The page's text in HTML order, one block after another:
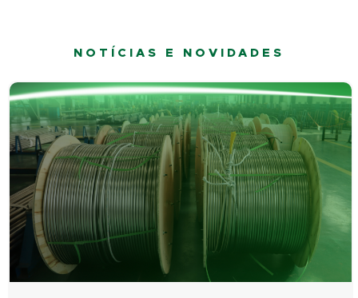
NOTÍCIAS E NOVIDADES